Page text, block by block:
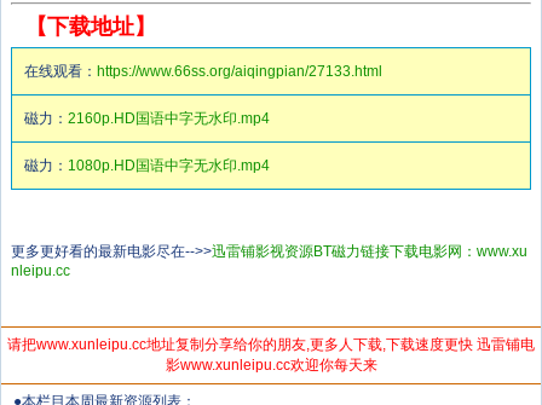
【下载地址】
在线观看： https://www.66ss.org/aiqingpian/27133.html
磁力： 2160p.HD国语中字无水印.mp4
磁力： 1080p.HD国语中字无水印.mp4
更多更好看的最新电影尽在-->>迅雷铺影视资源BT磁力链接下载电影网：www.xu
nleipu.cc
请把www.xunleipu.cc地址复制分享给你的朋友,更多人下载,下载速度更快 迅雷铺电
影www.xunleipu.cc欢迎你每天来
●本栏目本周最新资源列表：